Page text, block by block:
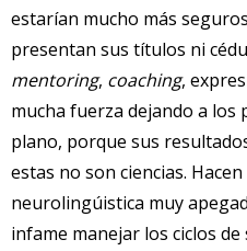
estarían mucho más
presentan sus títulos ni
mentoring, coaching,
mucha fuerza dejando a los
plano, porque sus
estas no son ciencias.
neurolingúistica muy
infame manejar los ciclos